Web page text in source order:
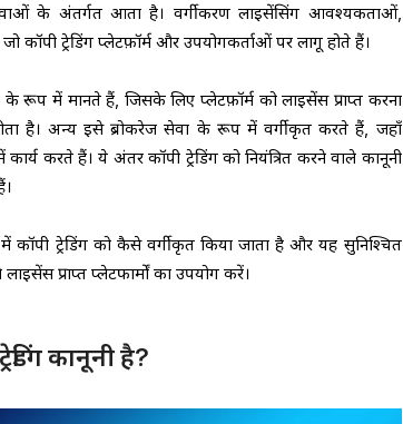
के अंतर्गत आता है। वर्गीकरण लाइसेंसिंग आवश्यकताओं,
कॉपी ट्रेडिंग प्लेटफ़ॉर्म और उपयोगकर्ताओं पर लागू होते हैं।
रूप में मानते हैं, जिसके लिए प्लेटफ़ॉर्म को लाइसेंस प्राप्त करना
है। अन्य इसे ब्रोकरेज सेवा के रूप में वर्गीकृत करते हैं, जहाँ
करते हैं। ये अंतर कॉपी ट्रेडिंग को नियंत्रित करने वाले कानूनी
कॉपी ट्रेडिंग को कैसे वर्गीकृत किया जाता है और यह सुनिश्चित
प्राप्त प्लेटफार्मों का उपयोग करें।
कानूनी है?